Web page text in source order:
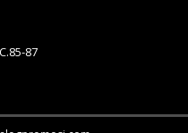
87